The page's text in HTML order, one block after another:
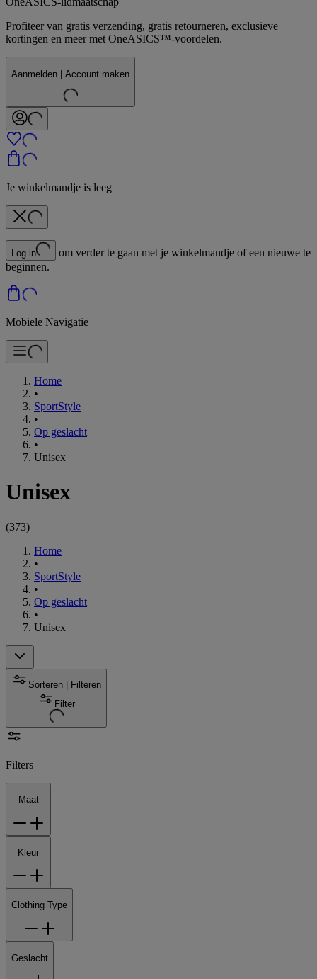
Profiteer van gratis verzending, gratis retourneren, exclusieve
kortingen en meer met OneASICS™-voordelen.
Aanmelden | Account maken
Je winkelmandje is leeg
Log in
om verder te gaan met je winkelmandje of een nieuwe te
beginnen.
Mobiele Navigatie
Home
•
SportStyle
•
Op geslacht
•
Unisex
Unisex
(373)
Home
•
SportStyle
•
Op geslacht
•
Unisex
Sorteren | Filteren
Filter
Filters
Maat
Kleur
Clothing Type
Geslacht